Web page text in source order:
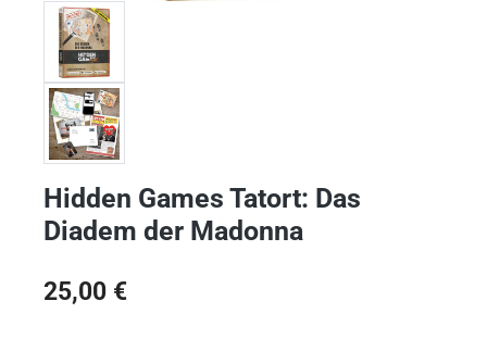
Hidden Games Tatort: Das
Diadem der Madonna
Regulärer Preis:
25,00 €